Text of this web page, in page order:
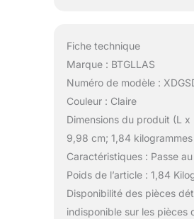
Fiche technique
Marque : BTGLLAS
Numéro de modèle :
Couleur : Claire
Dimensions du produit (L
9,98 cm; 1,84 kilogrammes
Caractéristiques : Passe
Poids de l’article : 1,84
Disponibilité des pièces
indisponible sur les pièces